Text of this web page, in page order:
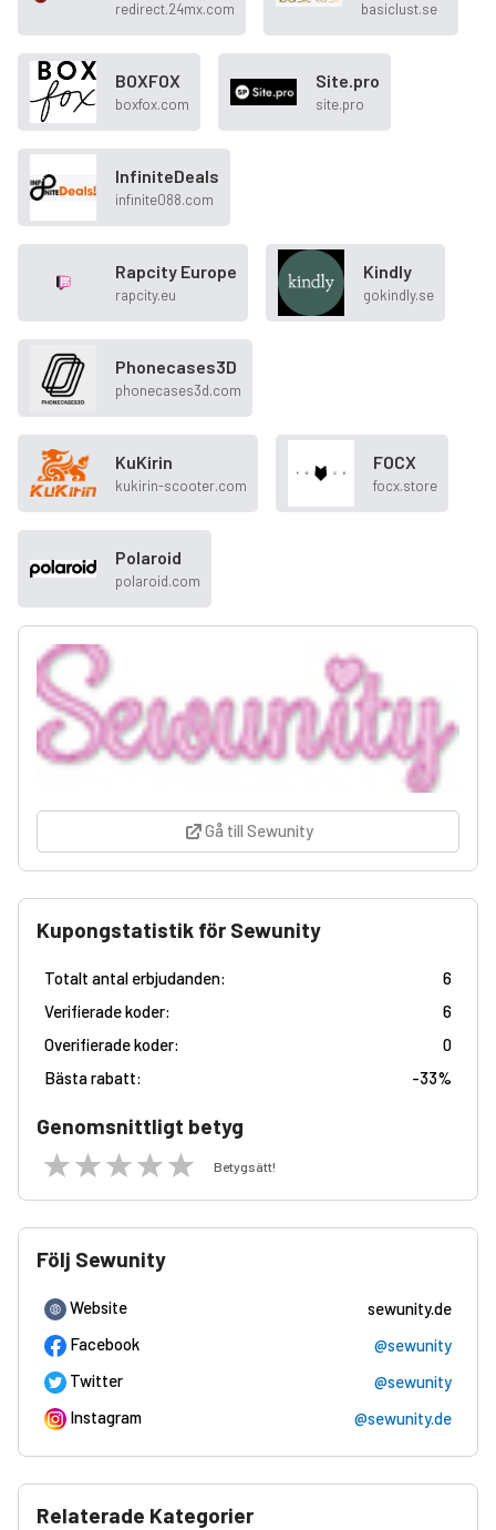
redirect.24mx.com basiclust.se
BOXFOX
boxfox.com
Site.pro
site.pro
InfiniteDeals
infinite088.com
Rapcity Europe
rapcity.eu
Kindly
gokindly.se
Phonecases3D
phonecases3d.com
KuKirin
kukirin-scooter.com
FOCX
focx.store
Polaroid
polaroid.com
Gå till Sewunity
Kupongstatistik för Sewunity
Totalt antal erbjudanden:
6
Verifierade koder:
6
Overifierade koder:
0
Bästa rabatt:
-33%
Genomsnittligt betyg
Betygsätt!
Följ Sewunity
Website
sewunity.de
Facebook
@sewunity
Twitter
@sewunity
Instagram
@sewunity.de
Relaterade Kategorier